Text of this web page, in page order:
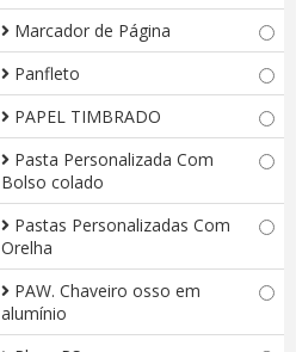
Marcador de Página
Panfleto
PAPEL TIMBRADO
Pasta Personalizada Com
Bolso colado
Pastas Personalizadas Com
Orelha
PAW. Chaveiro osso em
alumínio